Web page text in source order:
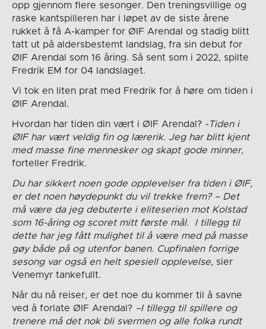
opp gjennom flere sesonger. Den treningsvillige og
raske kantspilleren har i løpet av de siste årene
rukket å få A-kamper for ØIF Arendal og stadig blitt
tatt ut på aldersbestemt landslag, fra sin debut for
ØIF Arendal som 16 åring. Så sent som i 2022, spilte
Fredrik EM for 04 landslaget.
Vi tok en liten prat med Fredrik for å høre om tiden i
ØIF Arendal.
Hvordan har tiden din vært i ØIF Arendal? -Tiden i
ØIF har vært veldig fin og lærerik. Jeg har blitt kjent
med masse fine mennesker og skapt gode minner,
forteller Fredrik.
Du har sikkert noen gode opplevelser fra tiden i ØIF,
er det noen høydepunkt du vil trekke frem? – Det
må være da jeg debuterte i eliteserien mot Kolstad
som 16-åring og scoret mitt første mål. I tillegg til
dette har jeg fått mulighet til å være med på masse
gøy både på og utenfor banen. Cupfinalen forrige
sesong var også en helt spesiell opplevelse, sier
Venemyr tankefullt.
Når du nå reiser, er det noe du kommer til å savne
ved å forlate ØIF Arendal? –I tillegg til spillere og
trenere må det nok bli svermen og alle folka rundt